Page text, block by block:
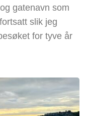
gatenavn som
slik jeg
for tyve år